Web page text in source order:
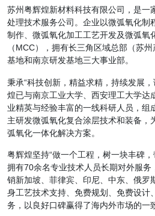
苏州粤辉煌新材料科技有限公司，是一
处理技术服务公司。企业以微弧氧化制
制作、微弧氧化加工工艺开发及微弧氧
（MCC），拥有长三角区域总部（苏
基地和南京研发基地三大事业部。
秉承“科技创新，精益求精，持续发展
煌已与南京工业大学、西安理工大学达
业精英与经验丰富的一线科研人员，组
主研发微弧氧化复合涂层技术和装备，
弧氧化一体化解决方案。
粤辉煌坚持“做一个工程，树一块丰碑，
拥有70余名专业技术人员长期对外服
销新加坡、菲律宾、印尼、中东、俄罗
身工艺技术支持、免费规划、免费设计
务，以良好口碑赢得了海内外市场的一